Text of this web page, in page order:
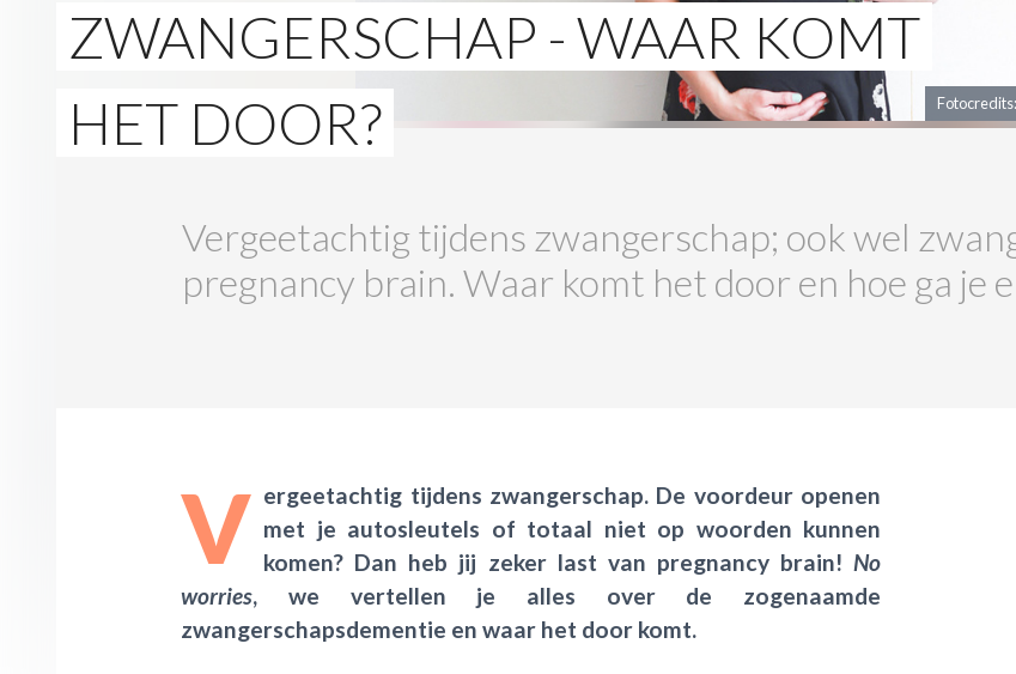
Fotocredits:
ZWANGERSCHAP - WAAR KOMT
HET DOOR?
Vergeetachtig tijdens zwangerschap; ook wel
pregnancy brain. Waar komt het door en hoe ga je
V ergeetachtig tijdens zwangerschap. De voordeur openen
met je autosleutels of totaal niet op woorden kunnen
komen? Dan heb jij zeker last van pregnancy brain!No
worries, we vertellen je alles over de zogenaamde
zwangerschapsdementie en waar het door komt.